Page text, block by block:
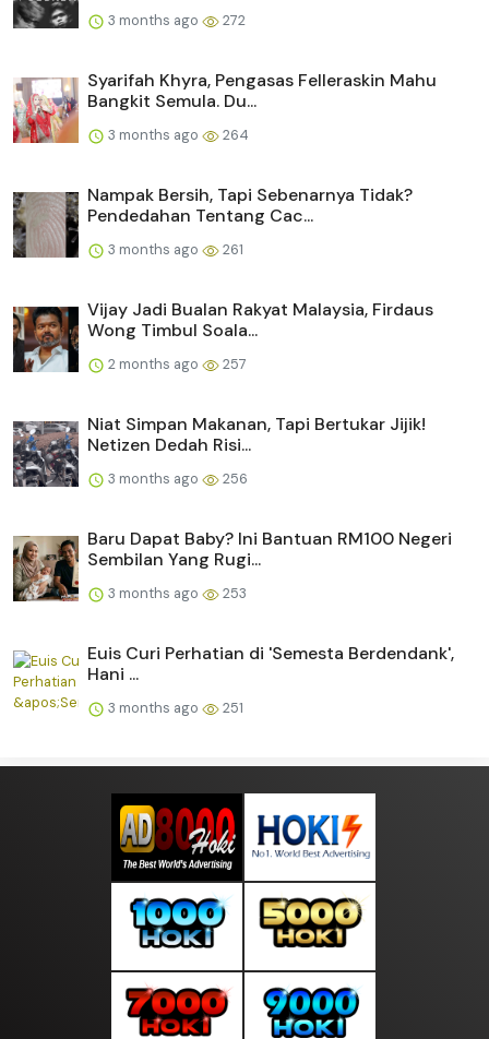
3 months ago 272
Syarifah Khyra, Pengasas Felleraskin Mahu
Bangkit Semula. Du...
3 months ago 264
Nampak Bersih, Tapi Sebenarnya Tidak?
Pendedahan Tentang Cac...
3 months ago 261
Vijay Jadi Bualan Rakyat Malaysia, Firdaus
Wong Timbul Soala...
2 months ago 257
Niat Simpan Makanan, Tapi Bertukar Jijik!
Netizen Dedah Risi...
3 months ago 256
Baru Dapat Baby? Ini Bantuan RM100 Negeri
Sembilan Yang Rugi...
3 months ago 253
Euis Curi Perhatian di 'Semesta Berdendank',
Hani ...
3 months ago 251